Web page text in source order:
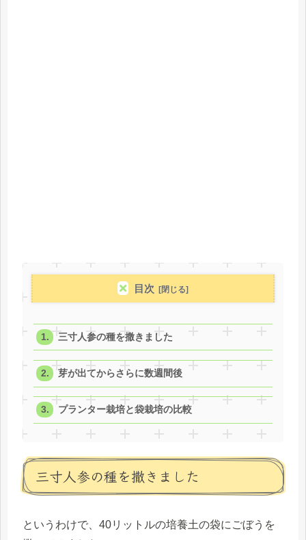
目次
三寸人参の種を撒きました
芽が出てからさらに数週間後
プランター栽培と袋栽培の比較
三寸人参の種を撒きました
というわけで、40リットルの培養土の袋にごぼうを